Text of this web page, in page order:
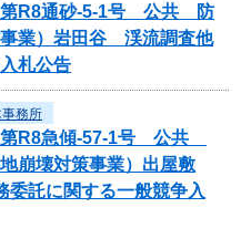
第R8通砂-5-1号 公共 防
業）岩田谷 渓流調査他
札公告
務所
第R8急傾-57-1号 公共
崩壊対策事業）出屋敷
託に関する一般競争入